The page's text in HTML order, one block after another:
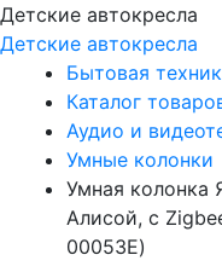
Детские автокресла
Детские автокресла
Бытовая
Каталог
Аудио и
Умные колонки
Умная колонка
Алисой, с
00053E)